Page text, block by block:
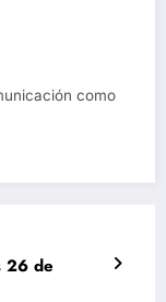
como
26 de